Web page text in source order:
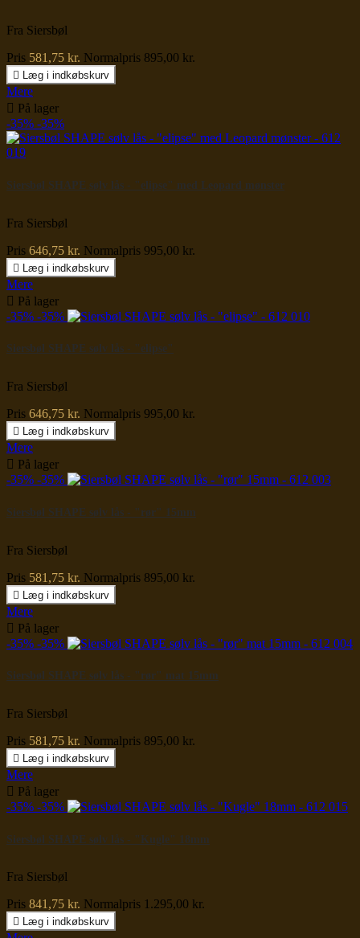
Fra Siersbøl
Pris 581,75 kr. Normalpris 895,00 kr.
 Læg i indkøbskurv
Mere
 På lager
-35% -35%
Siersbøl SHAPE sølv lås - "elipse" med Leopard mønster
Fra Siersbøl
Pris 646,75 kr. Normalpris 995,00 kr.
 Læg i indkøbskurv
Mere
 På lager
-35% -35%
Siersbøl SHAPE sølv lås - "elipse"
Fra Siersbøl
Pris 646,75 kr. Normalpris 995,00 kr.
 Læg i indkøbskurv
Mere
 På lager
-35% -35%
Siersbøl SHAPE sølv lås - "rør" 15mm
Fra Siersbøl
Pris 581,75 kr. Normalpris 895,00 kr.
 Læg i indkøbskurv
Mere
 På lager
-35% -35%
Siersbøl SHAPE sølv lås - "rør" mat 15mm
Fra Siersbøl
Pris 581,75 kr. Normalpris 895,00 kr.
 Læg i indkøbskurv
Mere
 På lager
-35% -35%
Siersbøl SHAPE sølv lås - "Kugle" 18mm
Fra Siersbøl
Pris 841,75 kr. Normalpris 1.295,00 kr.
 Læg i indkøbskurv